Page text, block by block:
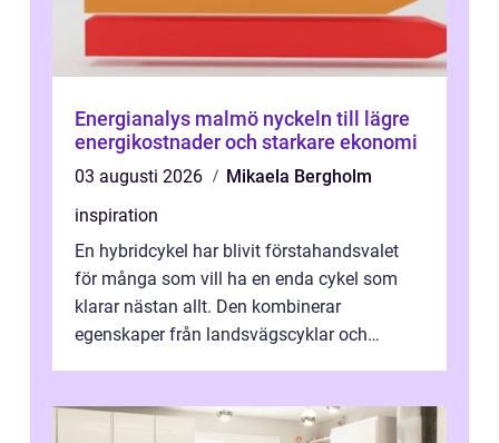
Energianalys malmö nyckeln till lägre
energikostnader och starkare ekonomi
03 augusti 2026
Mikaela Bergholm
inspiration
En hybridcykel har blivit förstahandsvalet
för många som vill ha en enda cykel som
klarar nästan allt. Den kombinerar
egenskaper från landsvägscyklar och